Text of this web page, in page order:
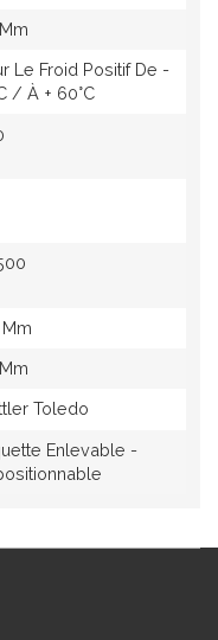
Le Froid Positif De -
/ À + 60°c
Mm
Toledo
Enlevable -